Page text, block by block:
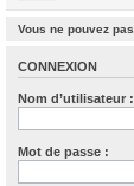
Vous ne pouvez
CONNEXION
Nom d’utilisateur :
Mot de passe :